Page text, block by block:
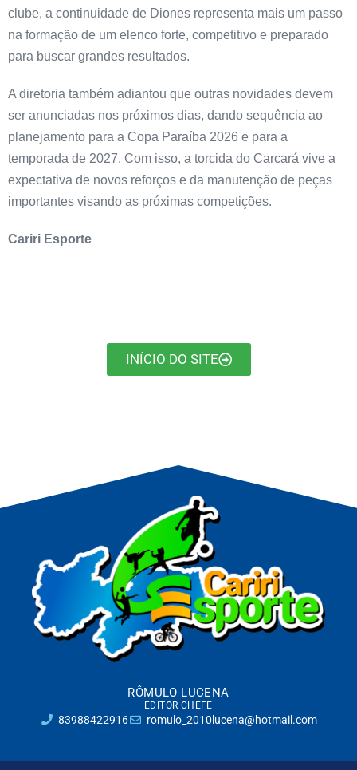
clube, a continuidade de Diones representa mais um passo
na formação de um elenco forte, competitivo e preparado
para buscar grandes resultados.
A diretoria também adiantou que outras novidades devem
ser anunciadas nos próximos dias, dando sequência ao
planejamento para a Copa Paraíba 2026 e para a
temporada de 2027. Com isso, a torcida do Carcará vive a
expectativa de novos reforços e da manutenção de peças
importantes visando as próximas competições.
Cariri Esporte
INÍCIO DO SITE
RÔMULO LUCENA
EDITOR CHEFE
83988422916 romulo_2010lucena@hotmail.com